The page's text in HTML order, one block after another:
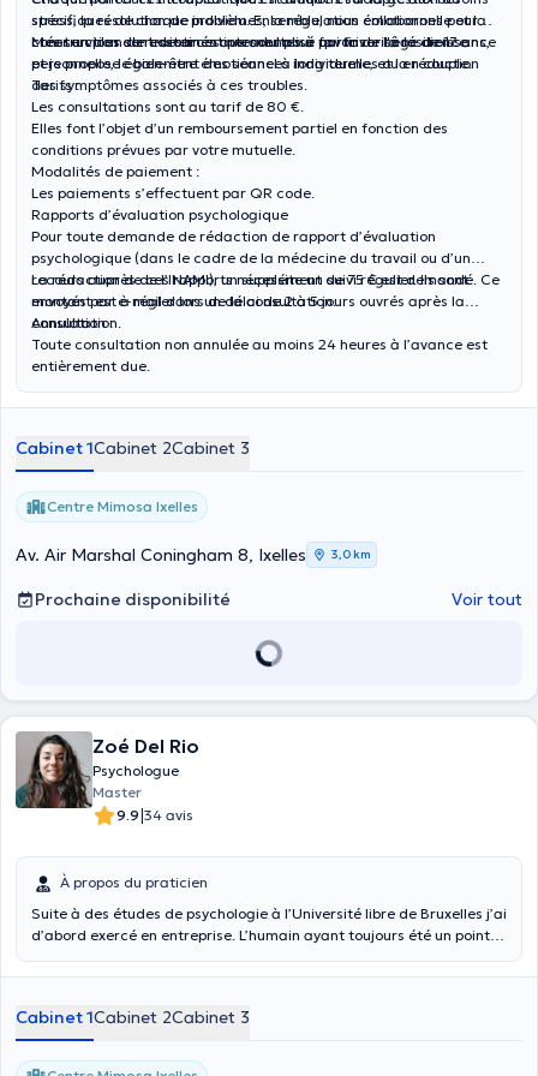
stress, la résolution de problèmes, la régulation émotionnelle et la
construction de ressources internes pour favoriser la résilience.
spécifiques de chaque individu. Ensemble, nous collaborons pour
créer un plan de traitement personnalisé qui favorise la croissance
personnelle, le bien-être émotionnel à long terme, et la réduction
des symptômes associés à ces troubles.
Mes services sont destinés aux adultes à partir de l'âge de 17 ans,
et je propose également des séances individuelles ou en couple.
Tarifs :
Les consultations sont au tarif de 80 €.
Elles font l’objet d’un remboursement partiel en fonction des
conditions prévues par votre mutuelle.
Modalités de paiement :
Les paiements s’effectuent par QR code.
Rapports d’évaluation psychologique
Pour toute demande de rédaction de rapport d’évaluation
psychologique (dans le cadre de la médecine du travail ou d’un
recours auprès de l’INAMI), un supplément de 75 € est demandé. Ce
montant est à régler lors de la consultation.
La rédaction de ces rapports nécessite un suivi régulier. Ils sont
envoyés par e-mail dans un délai de 2 à 5 jours ouvrés après la
consultation.
Annulation :
Toute consultation non annulée au moins 24 heures à l’avance est
entièrement due.
Cabinet 1Cabinet 2Cabinet 3
Centre Mimosa Ixelles
Av. Air Marshal Coningham 8, Ixelles 3,0 km
Prochaine disponibilité Voir tout
Zoé Del Rio
Psychologue
Master
9.9|34 avis
À propos du praticien
Suite à des études de psychologie à l’Université libre de Bruxelles j’ai
d’abord exercé en entreprise. L’humain ayant toujours été un point
propose donc un suivi thérapeutique répondant aux problématiques
l'école. Je prends donc en charge les adultes ainsi que les
adolescents et étudiants. Mon approche peut être divisée en
différents axes. D’abord, toutes les questions liées au bien-être au
Cabinet 1Cabinet 2Cabinet 3